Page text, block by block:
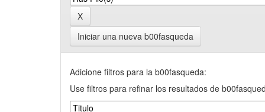
Iniciar una nueva b00fasqueda
Adicione filtros para la b00fasqueda:
Use filtros para refinar los resultados de